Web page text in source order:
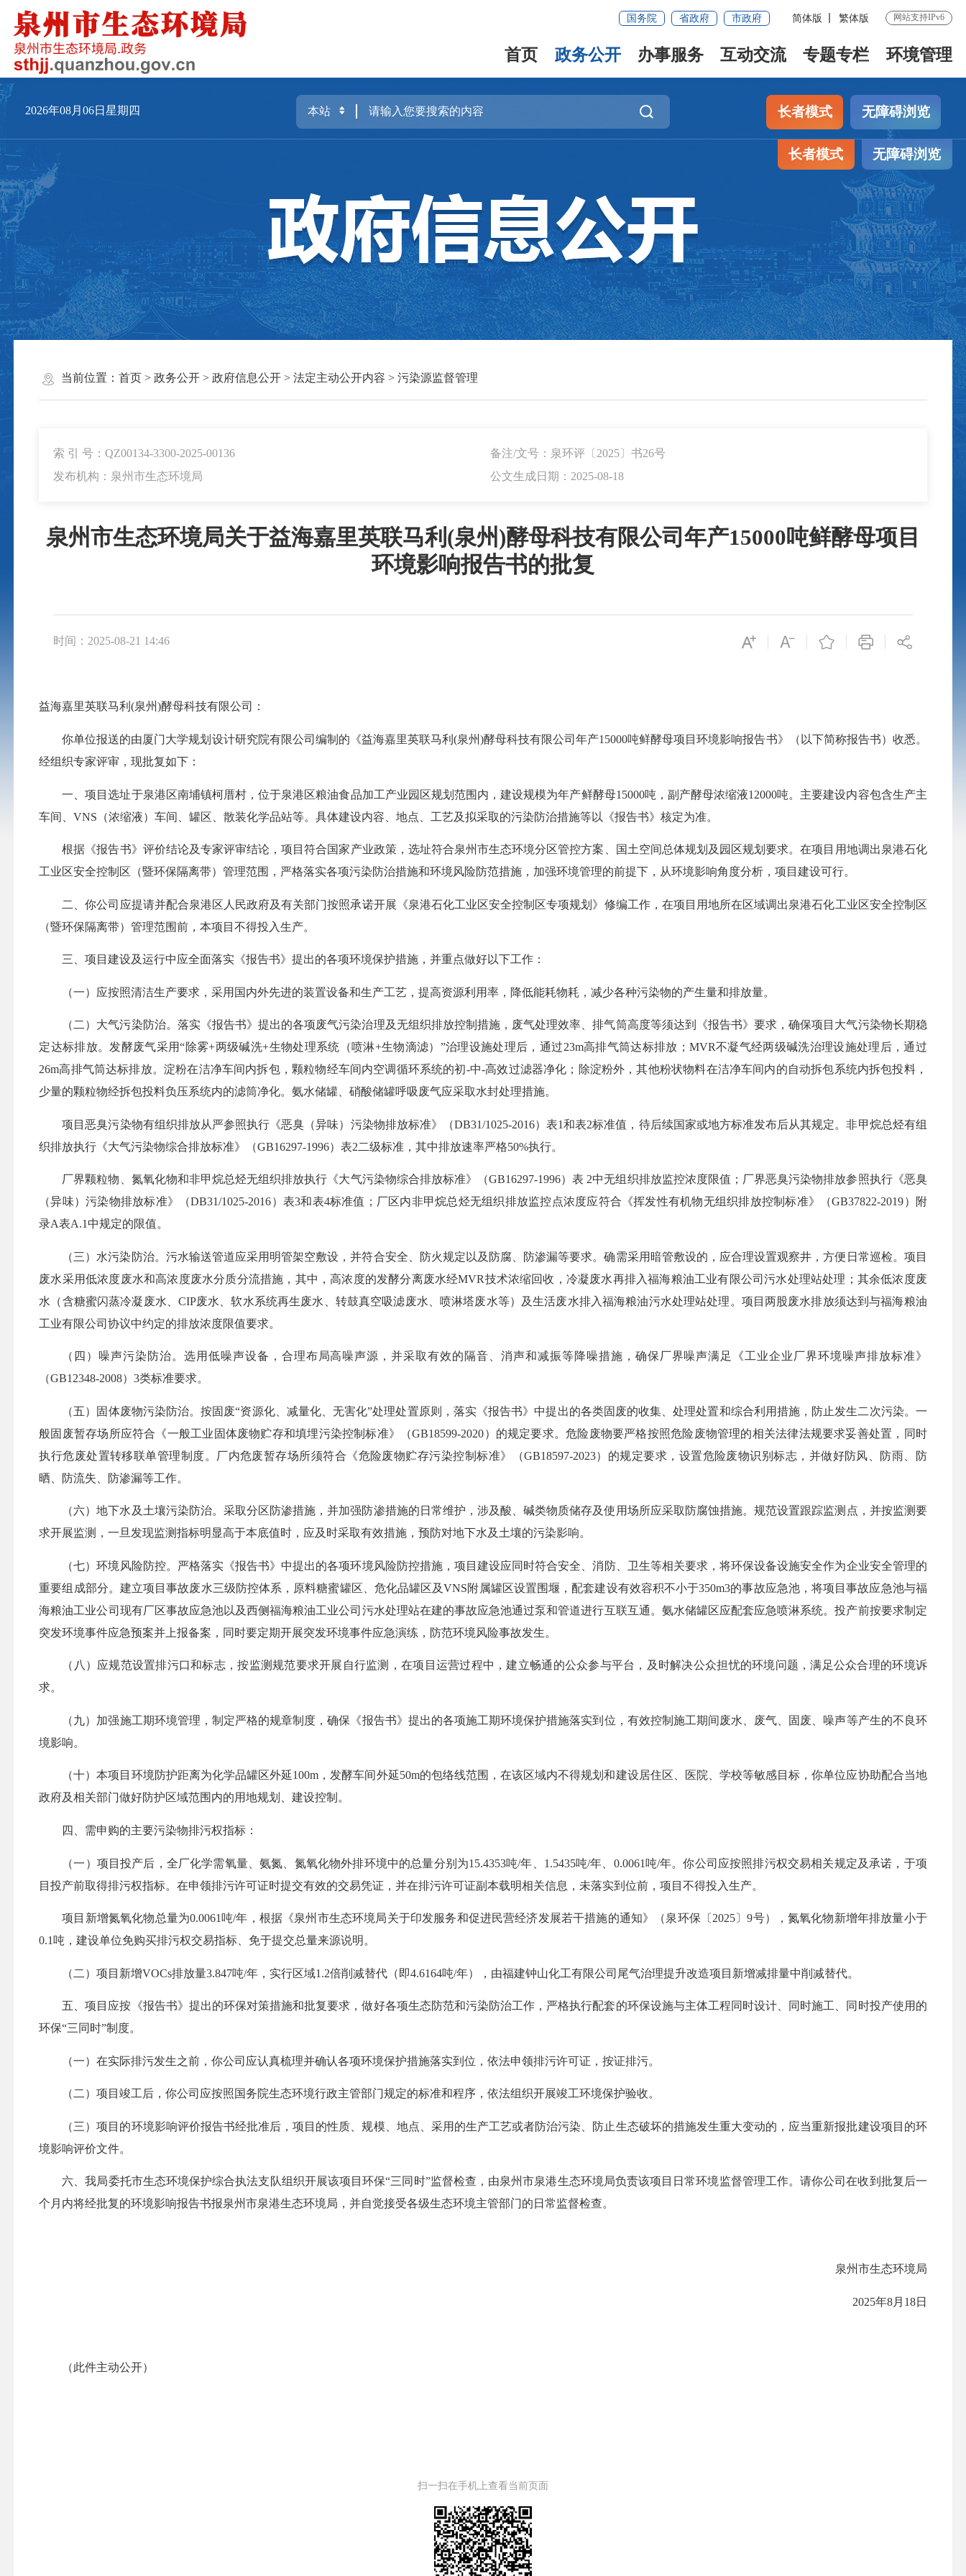
国务院 省政府 市政府 简体版 繁体版 网站支持IPv6
首页 政务公开 办事服务 互动交流 专题专栏 环境管理
2026年08月06日星期四 长者模式 无障碍浏览
长者模式 无障碍浏览
当前位置： 首页> 政务公开> 政府信息公开> 法定主动公开内容 > 污染源监督管理
索 引 号：QZ00134-3300-2025-00136
备注/文号：泉环评〔2025〕书26号
发布机构：泉州市生态环境局
公文生成日期：2025-08-18
泉州市生态环境局关于益海嘉里英联马利(泉州)酵母科技有限公司年产15000吨鲜酵母项目
环境影响报告书的批复
时间：2025-08-21 14:46
益海嘉里英联马利(泉州)酵母科技有限公司：
你单位报送的由厦门大学规划设计研究院有限公司编制的《益海嘉里英联马利 (泉州)酵母科技有限公司年产15000吨鲜酵母项目环境影响报告书》（以下简称报告书）收悉。
经组织专家评审，现批复如下：
一、项目选址于泉港区南埔镇柯厝村，位于泉港区粮油食品加工产业园区规划范围内，建设规模为年产鲜酵母15000吨，副产酵母浓缩液12000吨。主要建设内容包含生产主
车间、VNS（浓缩液）车间、罐区、散装化学品站等。具体建设内容、地点、工艺及拟采取的污染防治措施等以《报告书》核定为准。
根据《报告书》评价结论及专家评审结论 ，项目符合国家产业政策，选址符合泉州市生态环境分区管控方案、国土空间总体规划及园区规划要求。在项目用地调出泉港石化
工业区安全控制区 （暨环保隔离带）管理范围 ， 严格落实各项污染防治措施和环境风险防范措施，加强环境管理的前提下 ， 从环境影响角度分析，项目建设可行。
二、你公司应提请并配合泉港区人民政府及有关部门按照承诺开展《泉港石化工业区安全控制区专项规划》修编工作， 在项目 用地所在区域调出泉港石化工业区安全控制区
（暨环保隔离带）管理范围前 ，本项目不得投入生产。
三、项目建设及运行中应全面落实《报告书》提出的各项环境保护措施，并重点做好以下工作：
（一） 应按照清洁生产要求，采用国内外先进的装置设备和生产工艺，提高资源利用率，降低能耗物耗，减少各种污染物的产生量和排放量。
（二）大气污染防治。落实《报告书》提出的各项废气污染治理及无组织排放控制措施，废气处理效率、排气筒高度等须达到《报告书》要求，确保项目 大气污染物长期稳
定达标排放。发酵废气采用“除雾+两级碱洗+生物处理系统 （喷淋+生物滴滤） ”治理设施处理后，通过23m高排气筒达标排放；MVR不凝气经两级碱洗治理设施处理后，通过
26m高排气筒达标排放。淀粉在洁净车间内拆包，颗粒物经车间内空调循环系统的初-中-高效过滤器净化；除淀粉外，其他粉状物料在洁净车间内的自动拆包系统内拆包投料，
少量的颗粒物经拆包投料负压系统内的滤筒净化。氨水储罐、硝酸储罐呼吸废气应采取水封处理措施。
项目恶臭污染物有组织排放从严参照执行《恶臭（异味）污染物排放标准》（DB31/1025-2016）表1和表2标准值，待后续国家或地方标准发布后从其规定。非甲烷总烃有组
织排放执行《大气污染物综合排放标准》（GB16297-1996）表2二级标准，其中排放速率严格50%执行。
厂界颗粒物、氮氧化物和非甲烷总烃无组织排放执行《大气污染物综合排放标准》（GB16297-1996）表 2中无组织排放监控浓度限值；厂界恶臭污染物排放参照执行《恶臭
（异味）污染物排放标准》（DB31/1025-2016）表3和表4标准值；厂区内非甲烷总烃无组织排放监控点浓度应符合《挥发性有机物无组织排放控制标准》（GB37822-2019）附
录A表A.1中规定的限值。
（三）水污染防治。 污水输送管道应采用明管架空敷设，并符合安全、防火规定以及防腐、防渗漏等要求。确需采用暗管敷设的， 应合理设置观察井，方便日常巡检。 项目
废水采用低浓度废水和高浓度废水分质分流措施，其中，高浓度的发酵分离废水经MVR技术浓缩回收，冷凝废水再排入福海粮油工业有限公司污水处理站处理 ；其余低浓度废
水（含糖蜜闪蒸冷凝废水、 CIP废水、软水系统再生废水、转鼓真空吸滤废水、喷淋塔废水等）及生活废水排入福海粮油污水处理站处理。项目两股废水排放须达到与福海粮油
工业有限公司协议中约定的排放浓度限值要求。
（四） 噪声污染防治。选用低噪声设备，合理布局高噪声源，并采取有效的隔音、消声和减振等降噪措施， 确保厂界噪声满足
《工业企业厂界环境噪声排放标准》
（GB12348-2008）3类标准要求。
（五） 固体废物污染防治。按固废“资源化、减量化、无害化”处理处置原则，落实《报告书》中提出的各类固废的收集、处理处置和综合利用措施，防止发生二次污染。一
般固废暂存场所应符合《一般工业固体废物贮存和填埋污染控制标准》（GB18599-2020）的规定要求。危险废物要严格按照危险废物管理的相关法律法规要求妥善处置，同时
执行危废处置转移联单管理制度。厂内危废暂存场所须符合《危险废物贮存污染控制标准》（GB18597-2023）的规定要求，设置危险废物识别标志，并做好防风、防雨、防
晒、防流失、防渗漏等工作。
（六）地下水及土壤污染防治。采取分区防渗措施，并加强防渗措施的日常维护 ，涉及酸、碱类物质储存及使用场所应采取防腐蚀措施。规范设置跟踪监测点，并按监测要
求开展监测，一旦发现监测指标明显高于本底值时，应及时采取有效措施，预防对地下水及土壤的污染影响。
（七）环境风险防控。 严格落实《报告书》 中提出的各项环境风险防控措施，项目建设应同时符合安全、消防、卫生等相关要求，将环保设备设施安全作为企业安全管理的
重要组成部分。 建立项目事故废水三级防控体系，原料糖蜜罐区、危化品罐区及VNS附属罐区设置围堰 ， 配套建设有效容积不小于350m3的事故应急池，将项目事故应急池与福
海粮油工业公司现有厂区事故应急池以及西侧福海粮油工业公司污水处理站在建的事故应急池通过泵和管道进行互联互通。 氨水储罐区应配套应急喷淋系统。投产前按要求制定
突发环境事件应急预案并上报备案 ，同时要定期开展突发环境事件应急演练 ， 防范环境风险事故发生。
（八）应规范设置排污口和标志，按监测规范要求开展自行监测 ，在项目运营过程中，建立畅通的公众参与平台，及时解决公众担忧的环境问题，满足公众合理的环境诉
求。
（九）加强施工期环境管理，制定严格的规章制度，确保《报告书》提出的各项施工期环境保护措施落实到 位，有效控制施工期间废水、废气、固废、噪声等产生的不良环
境影响。
（十）本项目环境防护距离为化学品罐区外延100m，发酵车间外延50m的包络线范围，在该区域内不得规划和建设居住区、医院、学校等敏感目标，你单位应协助配合当地
政府及相关部门做好防护区域范围内的用地规划、建设控制。
四、需申购的主要污染物排污权指标：
（一）项目投产后，全厂化学需氧量、氨氮、氮氧化物外排环境中的总量分别为15.4353吨/年、1.5435吨/年、0.0061吨/年。你公司应按照排污权交易相关规定及承诺，于项
目投产前取得排污权指标。在申领排污许可证时提交有效的交易凭证，并在排污许可证副本载明相关信息，未落实到位前，项目不得投入生产。
项目新增氮氧化物总量为0.0061吨/年，根据《泉州市生态环境局关于印发服务和促进民营经济发展若干措施的通知》（泉环保〔2025〕9号），氮氧化物新增年排放量小于
0.1吨，建设单位免购买排污权交易指标 、免于提交总量来源说明 。
（二）项目新增VOCs排放量3.847吨/年，实行区域1.2倍削减替代（即4.6164吨/年），由福建钟山化工有限公司尾气治理提升改造项目新增减排量中削减替代。
五、项目应按《报告书》提出的环保对策措施和批复要求，做好各项生态防范和污染防治工作，严格执行配套的环保设施与主体工程同时设计、同时施工、同时投产使用的
环保“三同时”制度。
（一）在实际排污发生之前 ，你公司应认真梳理并确认各项环境保护措施落实到位，依法申领排污许可证，按证排污。
（二）项目竣工后，你公司应按照国务院生态环境行政主管部门规定的标准和程序，依法组织开展竣工环境保护验收。
（三）项目的环境影响评价报告书经批准后，项目的性质、规模、地点、采用的生产工艺或者防治污染、防止生态破坏的措施发生重大变动的，应当重新报批建设项目的环
境影响评价文件。
六、我局委托市生态环境保护综合执法支队组织开展该项目环保“三同时”监督检查，由泉州市泉港生态环境局负责该项目日常环境监督管理工作。请你公司在收到批复后一
个月内将经批复的环境影响报告书报泉州市泉港生态环境局，并自觉接受各级生态环境主管部门的日常监督检查。
泉州市生态环境局
2025年8月 18日
（此件主动公开）
扫一扫在手机上查看当前页面